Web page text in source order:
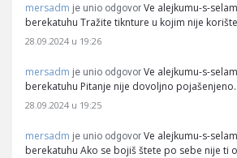
mersadm je unio odgovor Ve alejkumu-s-
berekatuhu Tražite tiknture u kojim nije
28.09.2024 u 19:26
mersadm je unio odgovor Ve alejkumu-s-
berekatuhu Pitanje nije dovoljno pojašenjeno.
28.09.2024 u 19:25
mersadm je unio odgovor Ve alejkumu-s-
berekatuhu Ako se bojiš štete po sebe nije ti